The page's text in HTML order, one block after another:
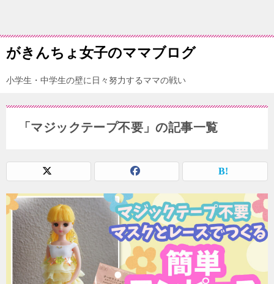
がきんちょ女子のママブログ
小学生・中学生の壁に日々努力するママの戦い
「マジックテープ不要」の記事一覧